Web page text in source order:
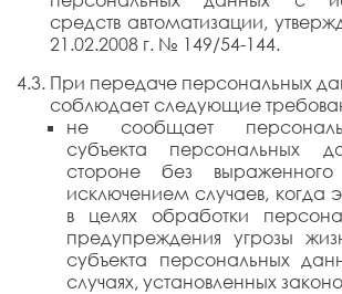
средств автоматизации,
21.02.2008 г. № 149/54-144.
При передаче персональных
соблюдает следующие
не сообщает
субъекта персональных
стороне без
исключением случаев, когда
в целях обработки
предупреждения угрозы
субъекта персональных
случаях, установленных